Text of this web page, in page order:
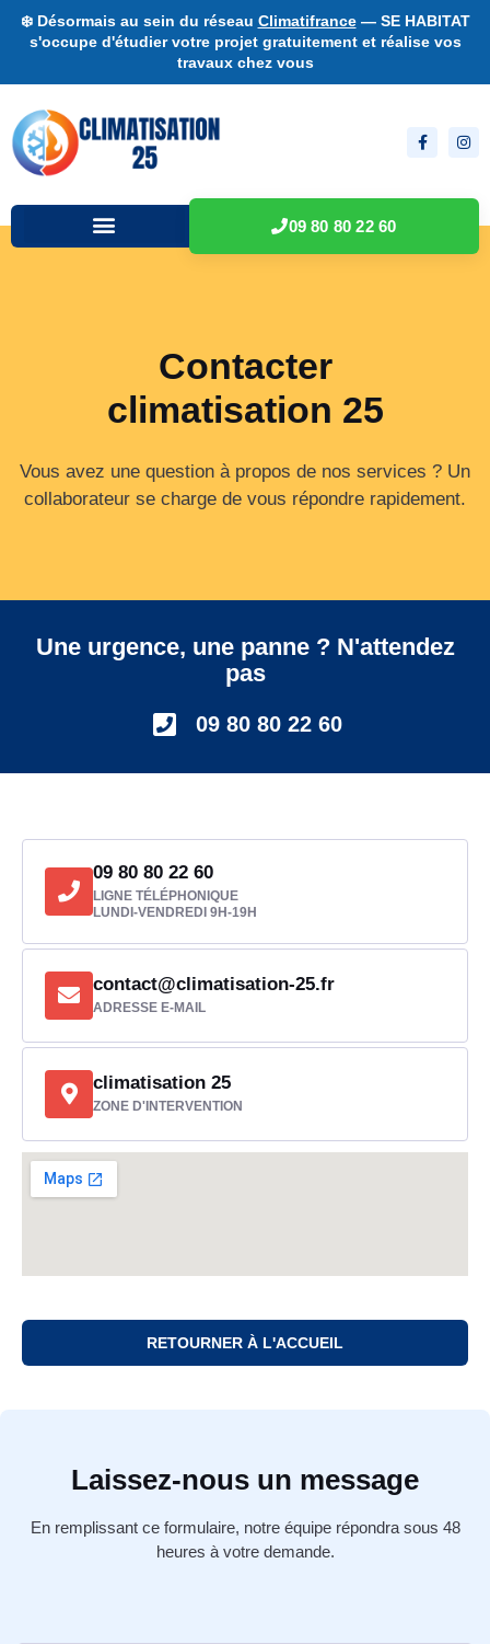
❄️ Désormais au sein du réseau Climatifrance— SE HABITAT
s'occupe d'étudier votre projet gratuitement et réalise vos
travaux chez vous
09 80 80 22 60
Contacter
climatisation 25
Vous avez une question à propos de nos services ? Un
collaborateur se charge de vous répondre rapidement.
Une urgence, une panne ? N'attendez
pas
09 80 80 22 60
09 80 80 22 60
LIGNE TÉLÉPHONIQUE
LUNDI-VENDREDI 9H-19H
contact@climatisation-25.fr
ADRESSE E-MAIL
climatisation 25
ZONE D'INTERVENTION
RETOURNER À L'ACCUEIL
Laissez-nous un message
En remplissant ce formulaire, notre équipe répondra sous 48
heures à votre demande.